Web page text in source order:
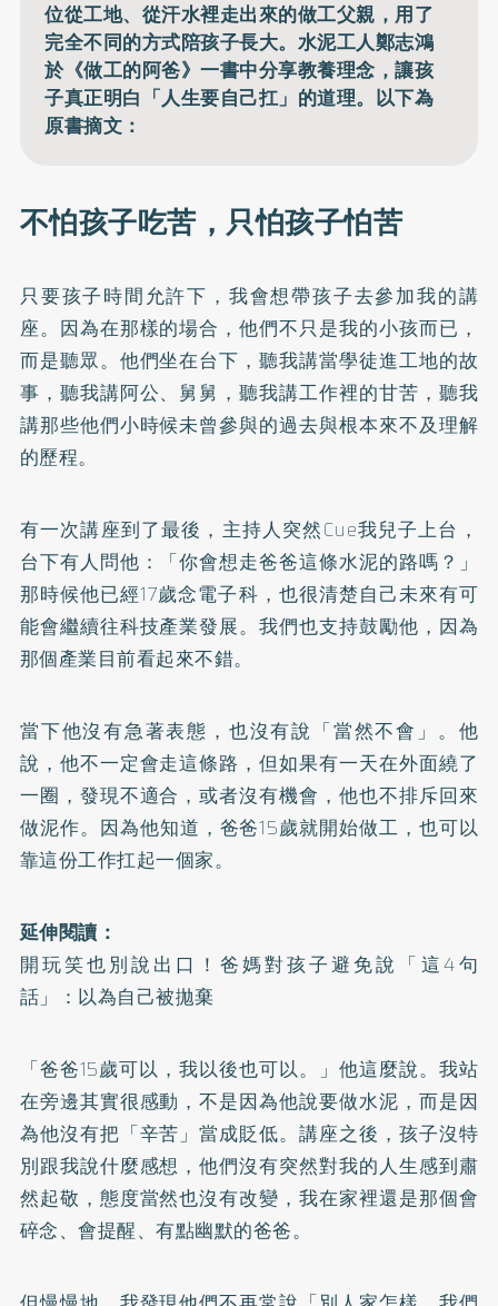
位從工地、從汗水裡走出來的做工父親，用了
完全不同的方式陪孩子長大。水泥工人鄭志鴻
於《做工的阿爸》一書中分享教養理念，讓孩
子真正明白「人生要自己扛」的道理。以下為
原書摘文：
不怕孩子吃苦，只怕孩子怕苦
只要孩子時間允許下，我會想帶孩子去參加我的講
座。因為在那樣的場合，他們不只是我的小孩而已，
而是聽眾。他們坐在台下，聽我講當學徒進工地的故
事，聽我講阿公、舅舅，聽我講工作裡的甘苦，聽我
講那些他們小時候未曾參與的過去與根本來不及理解
的歷程。
有一次講座到了最後，主持人突然Cue我兒子上台，
台下有人問他：「你會想走爸爸這條水泥的路嗎？」
那時候他已經17歲念電子科，也很清楚自己未來有可
能會繼續往科技產業發展。我們也支持鼓勵他，因為
那個產業目前看起來不錯。
當下他沒有急著表態，也沒有說「當然不會」。他
說，他不一定會走這條路，但如果有一天在外面繞了
一圈，發現不適合，或者沒有機會，他也不排斥回來
做泥作。因為他知道，爸爸15歲就開始做工，也可以
靠這份工作扛起一個家。
延伸閱讀：
開玩笑也別說出口！爸媽對孩子避免說「這4句
話」：以為自己被拋棄
「爸爸15歲可以，我以後也可以。」他這麼說。我站
在旁邊其實很感動，不是因為他說要做水泥，而是因
為他沒有把「辛苦」當成貶低。講座之後，孩子沒特
別跟我說什麼感想，他們沒有突然對我的人生感到肅
然起敬，態度當然也沒有改變，我在家裡還是那個會
碎念、會提醒、有點幽默的爸爸。